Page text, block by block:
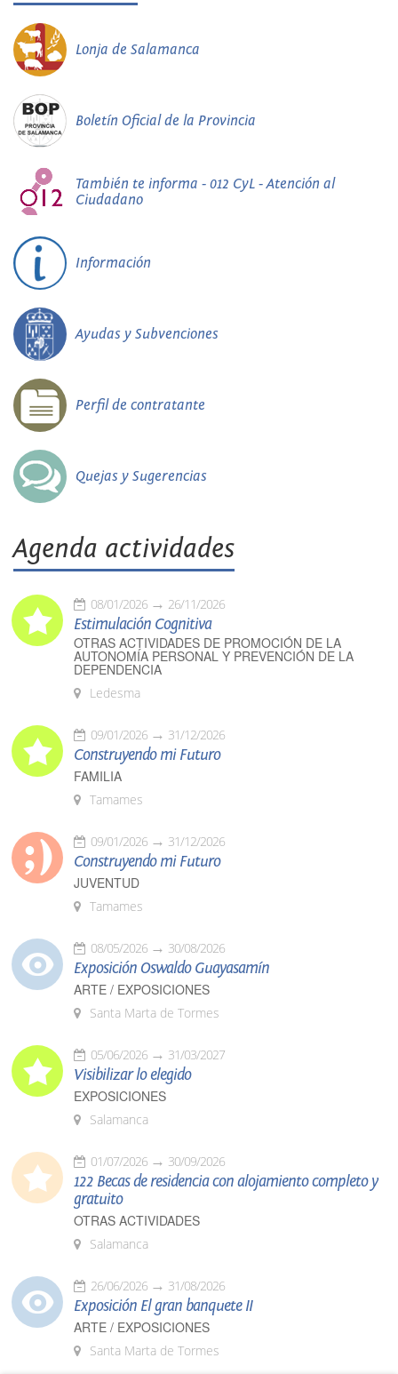
Lonja de Salamanca
Boletín Oficial de la Provincia
También te informa - 012 CyL - Atención al
Ciudadano
Información
Ayudas y Subvenciones
Perfil de contratante
Quejas y Sugerencias
Agenda actividades
08/01/2026 26/11/2026
Estimulación Cognitiva
OTRAS ACTIVIDADES DE PROMOCIÓN DE LA
AUTONOMÍA PERSONAL Y PREVENCIÓN DE LA
DEPENDENCIA
Ledesma
09/01/2026 31/12/2026
Construyendo mi Futuro
FAMILIA
Tamames
09/01/2026 31/12/2026
Construyendo mi Futuro
JUVENTUD
Tamames
08/05/2026 30/08/2026
Exposición Oswaldo Guayasamín
ARTE / EXPOSICIONES
Santa Marta de Tormes
05/06/2026 31/03/2027
Visibilizar lo elegido
EXPOSICIONES
Salamanca
01/07/2026 30/09/2026
122 Becas de residencia con alojamiento completo y
gratuito
OTRAS ACTIVIDADES
Salamanca
26/06/2026 31/08/2026
Exposición El gran banquete II
ARTE / EXPOSICIONES
Santa Marta de Tormes